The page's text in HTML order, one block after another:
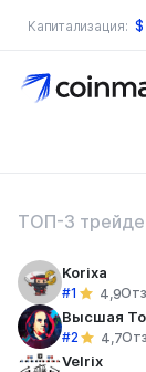
Капитализация: $
по сайту
ТОП-3
Korixa
#1 4,9
Высшая
#2 4,7
Velrix